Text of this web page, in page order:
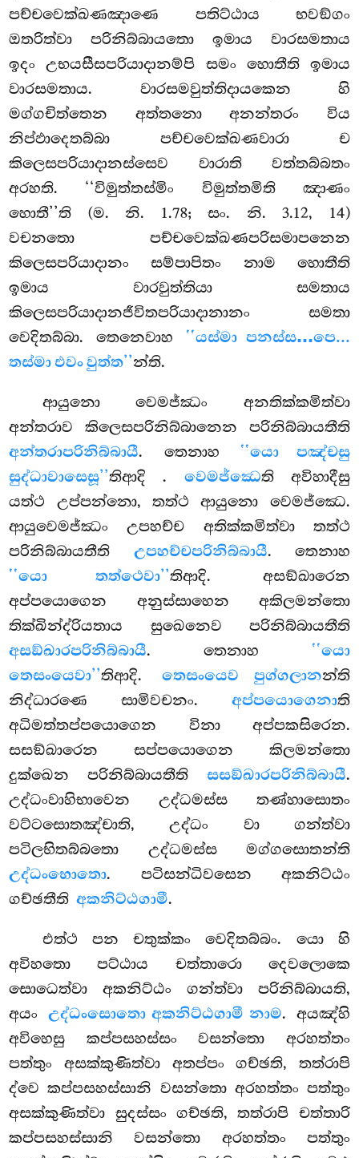
පච්චවෙක්ඛණඤාණෙ පතිට්ඨාය භවඞ්ගං
ඔතරිත්වා පරිනිබ්බායතො ඉමාය වාරසමතාය
ඉදං උභයසීසපරියාදානම්පි සමං හොතීති ඉමාය
වාරසමතාය. වාරසමවුත්තිදායකෙන හි
මග්ගචිත්තෙන අත්තනො අනන්තරං විය
නිප්ඵාදෙතබ්බා පච්චවෙක්ඛණවාරා ච
කිලෙසපරියාදානස්සෙව වාරාති වත්තබ්බතං
අරහති. ‘‘විමුත්තස්මිං විමුත්තමිති ඤාණං
හොතී’’ති (ම. නි. 1.78; සං. නි. 3.12, 14)
වචනතො පච්චවෙක්ඛණපරිසමාපනෙන
කිලෙසපරියාදානං සම්පාපිතං නාම හොතීති
ඉමාය වාරවුත්තියා සමතාය
කිලෙසපරියාදානජීවිතපරියාදානානං සමතා
වෙදිතබ්බා. තෙනෙවාහ ‘‘යස්මා පනස්ස…පෙ...
තස්මා එවං වුත්ත’’න්ති.
ආයුනො වෙමජ්ඣං අනතික්කමිත්වා
අන්තරාව කිලෙසපරිනිබ්බානෙන පරිනිබ්බායතීති
අන්තරාපරිනිබ්බායී. තෙනාහ ‘‘යො පඤ්චසු
සුද්ධාවාසෙසූ’’තිආදි. වෙමජ්ඣෙති අවිහාදීසු
යත්ථ උප්පන්නො, තත්ථ ආයුනො වෙමජ්ඣෙ.
ආයුවෙමජ්ඣං උපහච්ච අතික්කමිත්වා තත්ථ
පරිනිබ්බායතීති උපහච්චපරිනිබ්බායී. තෙනාහ
‘‘යො තත්ථෙවා’’තිආදි. අසඞ්ඛාරෙන
අප්පයොගෙන අනුස්සාහෙන අකිලමන්තො
තික්ඛින්ද්රියතාය සුඛෙනෙව පරිනිබ්බායතීති
අසඞ්ඛාරපරිනිබ්බායී. තෙනාහ ‘‘යො
තෙසංයෙවා’’තිආදි. තෙසංයෙව පුග්ගලානන්ති
නිද්ධාරණෙ සාමිවචනං. අප්පයොගෙනාති
අධිමත්තප්පයොගෙන විනා අප්පකසිරෙන.
සසඞ්ඛාරෙන සප්පයොගෙන කිලමන්තො
දුක්ඛෙන පරිනිබ්බායතීති සසඞ්ඛාරපරිනිබ්බායී.
උද්ධංවාහිභාවෙන උද්ධමස්ස තණ්හාසොතං
වට්ටසොතඤ්චාති, උද්ධං වා ගන්ත්වා
පටිලභිතබ්බතො උද්ධමස්ස මග්ගසොතන්ති
උද්ධංභොතො. පටිසන්ධිවසෙන අකනිට්ඨං
ගච්ඡතීතිඅකනිට්ඨගාමී.
එත්ථ පන චතුක්කං වෙදිතබ්බං. යො හි
අවිහතො පට්ඨාය චත්තාරො දෙවලොකෙ
සොධෙත්වා අකනිට්ඨං ගන්ත්වා පරිනිබ්බායති,
අයං උද්ධංසොතො අකනිට්ඨගාමී නාම. අයඤ්හි
අවිහෙසු කප්පසහස්සං වසන්තො අරහත්තං
පත්තුං අසක්කුණිත්වා අතප්පං ගච්ඡති, තත්රාපි
ද්වෙ කප්පසහස්සානි වසන්තො අරහත්තං පත්තුං
අසක්කුණිත්වා සුදස්සං ගච්ඡති, තත්රාපි චත්තාරි
කප්පසහස්සානි වසන්තො අරහත්තං පත්තුං